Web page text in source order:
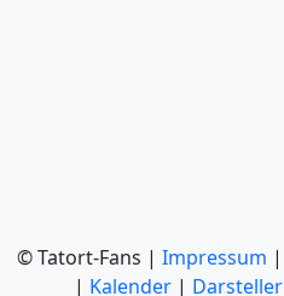
© Tatort-Fans | Impressum |
| Kalender | Darsteller